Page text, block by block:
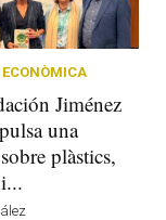
ECONÒMICA
Jiménez
una
plàstics,